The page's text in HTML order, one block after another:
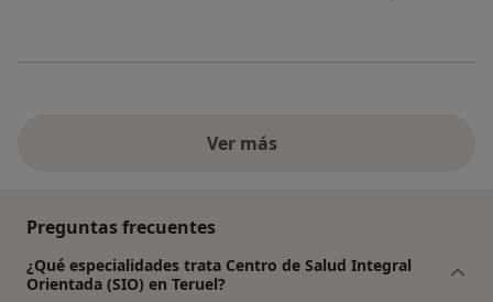
Ver más
Preguntas frecuentes
¿Qué especialidades trata Centro de Salud Integral
Orientada (SIO) en Teruel?